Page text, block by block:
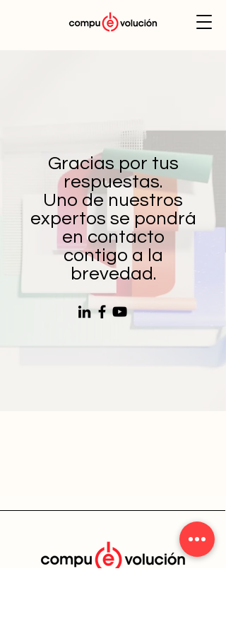
Gracias por tus
respuestas.
Uno de nuestros
expertos se pondrá
en contacto
contigo a la
brevedad.